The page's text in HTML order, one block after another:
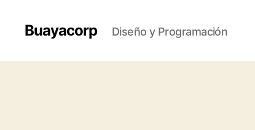
Buayacorp Diseño y Programación